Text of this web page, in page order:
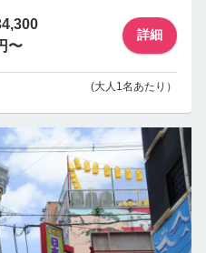
〜
詳細
(大人1名あたり）